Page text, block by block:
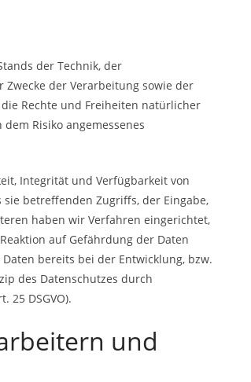
der Technik, der
der Verarbeitung sowie der
Rechte und Freiheiten natürlicher
Risiko angemessenes
Integrität und Verfügbarkeit von
betreffenden Zugriffs, der Eingabe,
haben wir Verfahren eingerichtet,
auf Gefährdung der Daten
bereits bei der Entwicklung, bzw.
des Datenschutzes durch
25 DSGVO).
und